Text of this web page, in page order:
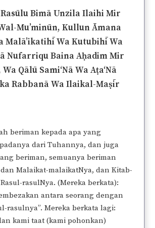
Bimā Unzila Ilaihi Mir
Mu’minūn, Kullun Āmana
Malā’ikatihī Wa Kutubihī Wa
Nufarriqu Baina Aḥadim Mir
Qālū Sami‘Nā Wa Aṭa‘Nā
Rabbanā Wa Ilaikal-Maṣīr
beriman kepada apa yang
dari Tuhannya, dan juga
beriman, semuanya beriman
Malaikat-malaikatNya, dan Kitab-
rasulNya. (Mereka berkata):
antara seorang dengan
rasulnya”. Mereka berkata lagi:
kami taat (kami pohonkan)